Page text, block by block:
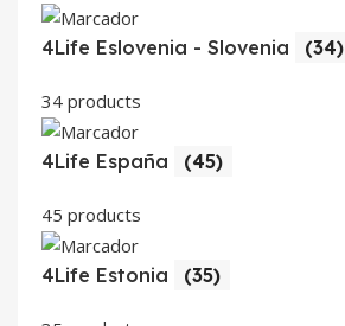
4Life Eslovenia - Slovenia (34)
34 products
4Life España (45)
45 products
4Life Estonia (35)